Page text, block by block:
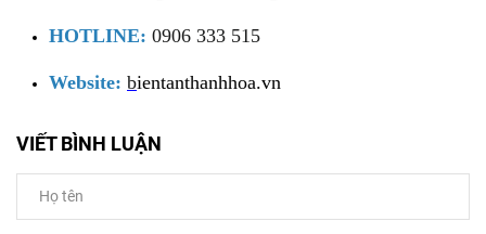
HOTLINE: 0906 333 515
Website: bientanthanhhoa.vn
VIẾT BÌNH LUẬN